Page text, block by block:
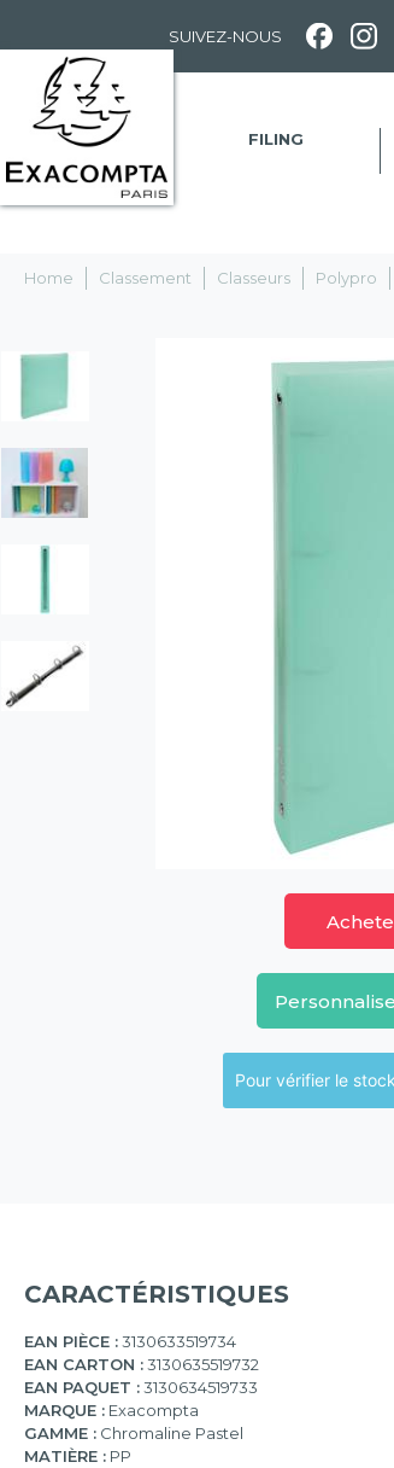
SUIVEZ-NOUS
FILING
Home Classement Classeurs Polypro
CARACTÉRISTIQUES
EAN PIÈCE :3130633519734
EAN CARTON :3130635519732
EAN PAQUET :3130634519733
MARQUE : Exacompta
GAMME : Chromaline Pastel
MATIÈRE : PP